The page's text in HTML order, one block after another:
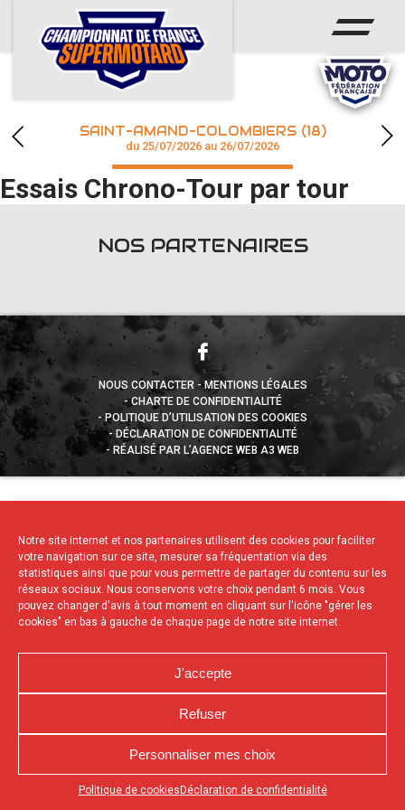
Notre site internet et nos partenaires utilisent des cookies pour faciliter
votre navigation sur ce site, mesurer sa fréquentation via des
statistiques ainsi que pour vous permettre de partager du contenu sur les
réseaux sociaux. Nous conservons votre choix pendant 6 mois. Vous
pouvez changer d'avis à tout moment en cliquant sur l'icône "gérer les
cookies" en bas à gauche de chaque page de notre site internet.
J'accepte
Refuser
Personnaliser mes choix
Politique de cookies Déclaration de confidentialité
Appuyez sur le bouton partager en bas de votre
ACCUEIL
ACTUS
CALENDRIER
CHAMPIONNAT
RÉSULTATS
SAINT-AMAND-COLOMBIERS (18)
du 25/07/2026 au 26/07/2026
Essais Chrono-Tour par tour
NOS PARTENAIRES
NOUS CONTACTER
MENTIONS LÉGALES
CHARTE DE CONFIDENTIALITÉ
POLITIQUE D’UTILISATION DES COOKIES
DÉCLARATION DE CONFIDENTIALITÉ
RÉALISÉ PAR L’AGENCE WEB A3 WEB